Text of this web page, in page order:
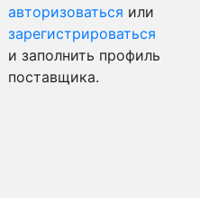
авторизоваться или
зарегистрироваться
и заполнить профиль
поставщика.